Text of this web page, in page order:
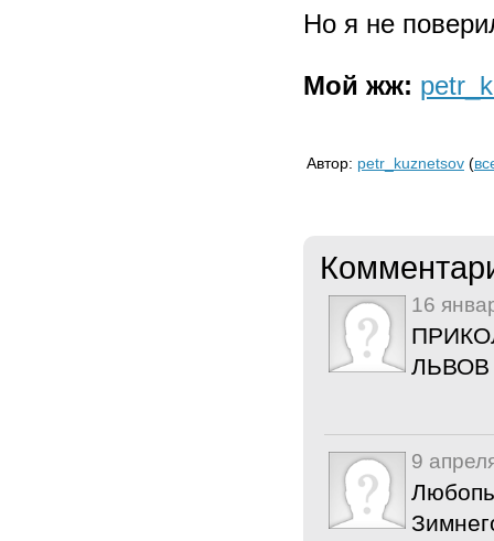
Но я не
Мой жж:
Автор: petr_kuznetsov (
16
9